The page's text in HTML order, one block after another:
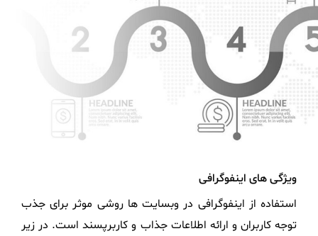
ویژگی های اینفوگرافی
استفاده از اینفوگرافی در وبسایت ها روشی موثر برای جذب
توجه کاربران و ارائه اطلاعات جذاب و کاربرپسند است. در زیر